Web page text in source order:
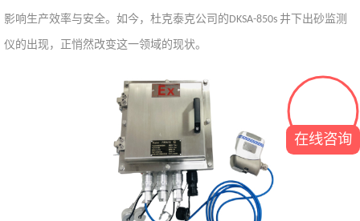
影响生产效率与安全。如今，杜克泰克公司的DKSA-850s 井下出砂监测
仪的出现，正悄然改变这一领域的现状。
在线咨询